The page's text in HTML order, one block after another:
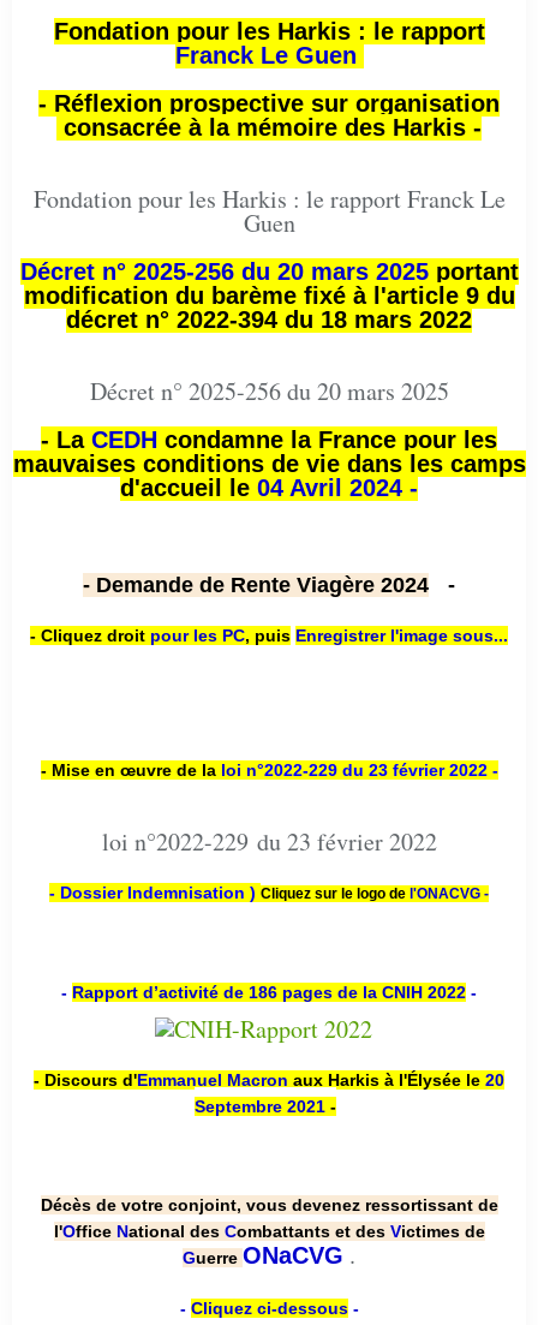
Fondation pour les Harkis : le rapport
Franck Le Guen
- Réflexion prospective sur organisation
consacrée à la mémoire des Harkis -
Fondation pour les Harkis : le rapport Franck Le
Guen
Décret n° 2025-256 du 20 mars 2025portant
modification du barème fixé à l'article 9 du
décret n° 2022-394 du 18 mars 2022
Décret n° 2025-256 du 20 mars 2025
- La CEDH condamne la France pour les
mauvaises conditions de vie dans les camps
d'accueil le 04 Avril 2024 -
- Demande de Rente Viagère 2024 -
- Cliquez droit pour les PC, puis Enregistrer l'image sous...
- Mise en œuvre de la loi n°2022-229 du 23 février 2022 -
loi n°2022-229 du 23 février 2022
- Dossier Indemnisation ) Cliquez sur le logo de l'ONACVG -
- Rapport d’activité de 186 pages de la CNIH 2022 -
- Discours d'Emmanuel Macron aux Harkis à l'Élysée le 20
Septembre 2021 -
Décès de votre conjoint, vous devenez ressortissant de
l'Office National des Combattants et des Victimes de
Guerre ONaCVG .
- Cliquez ci-dessous-